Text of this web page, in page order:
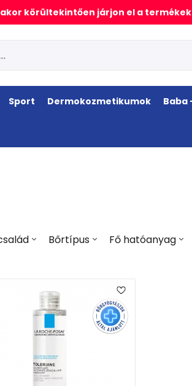
körültekintően járjon el a
Sport Dermokozmetikumok Baba
Bőrtípus Fő hatóanyag